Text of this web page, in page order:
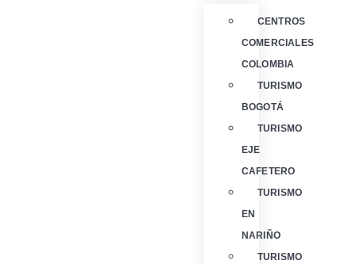
CENTROS
COMERCIALES
COLOMBIA
TURISMO
BOGOTÁ
TURISMO
EJE
CAFETERO
TURISMO
EN
NARIÑO
TURISMO